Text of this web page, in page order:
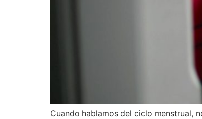
Cuando hablamos del ciclo menstrual,